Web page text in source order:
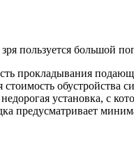
пользуется большой
прокладывания
обустройства
установка, с
предусматривает